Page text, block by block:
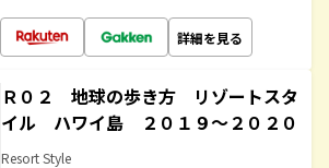
詳細を見る
Ｒ０２ 地球の歩き方 リゾートスタ
イル ハワイ島 ２０１９～２０２０
Resort Style